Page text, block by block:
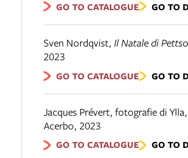
GO TO CATALOGUE GO TO
Sven Nordqvist, Il Natale di
2023
GO TO CATALOGUE GO TO
Jacques Prévert, fotografie di Ylla,
Acerbo, 2023
GO TO CATALOGUE GO TO